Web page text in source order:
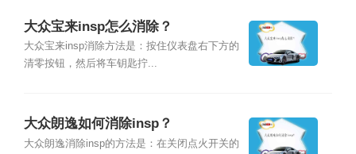
大众宝来insp怎么消除？
大众宝来insp消除方法是：按住仪表盘右下方的
清零按钮，然后将车钥匙拧...
大众朗逸如何消除insp？
大众朗逸消除insp的方法是：在关闭点火开关的